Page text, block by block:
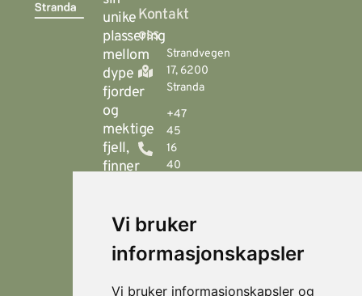
Vi bruker
informasjonskapsler
Vi bruker informasjonskapsler og
unike
plassering
mellom
dype
fjorder
og
mektige
fjell,
finner
- en
helårsdestinasjon
som
Kontakt
oss
Strandvegen
17, 6200
Stranda
+47
45
16
40
© 2026
Visit
Personvern
Levert av
Horn Media